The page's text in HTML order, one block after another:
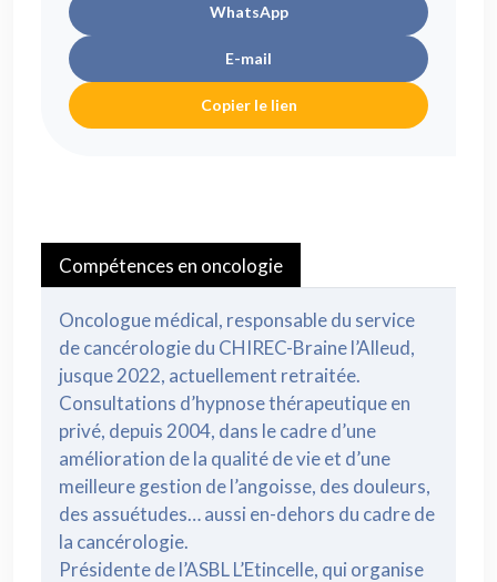
WhatsApp
E-mail
Copier le lien
Compétences en oncologie
Oncologue médical, responsable du service
de cancérologie du CHIREC-Braine l’Alleud,
jusque 2022, actuellement retraitée.
Consultations d’hypnose thérapeutique en
privé, depuis 2004, dans le cadre d’une
amélioration de la qualité de vie et d’une
meilleure gestion de l’angoisse, des douleurs,
des assuétudes… aussi en-dehors du cadre de
la cancérologie.
Présidente de l’ASBL L’Etincelle, qui organise